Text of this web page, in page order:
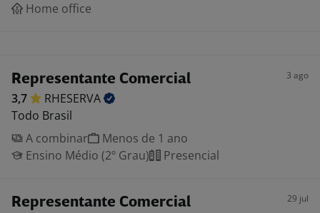
Home office
Representante Comercial 3 ago
3,7
RHESERVA
Todo Brasil
A combinar
Menos de 1 ano
Ensino Médio (2º Grau)
Presencial
Representante Comercial 29 jul